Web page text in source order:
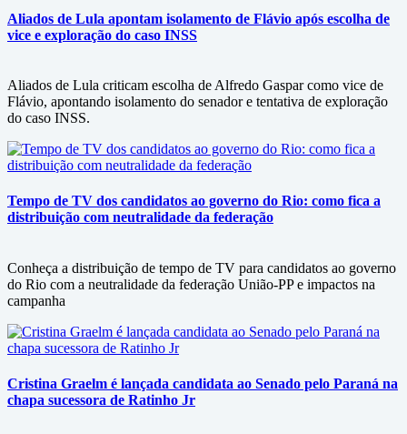
Aliados de Lula apontam isolamento de Flávio após escolha de
vice e exploração do caso INSS
Aliados de Lula criticam escolha de Alfredo Gaspar como vice de
Flávio, apontando isolamento do senador e tentativa de exploração
do caso INSS.
Tempo de TV dos candidatos ao governo do Rio: como fica a
distribuição com neutralidade da federação
Conheça a distribuição de tempo de TV para candidatos ao governo
do Rio com a neutralidade da federação União-PP e impactos na
campanha
Cristina Graelm é lançada candidata ao Senado pelo Paraná na
chapa sucessora de Ratinho Jr